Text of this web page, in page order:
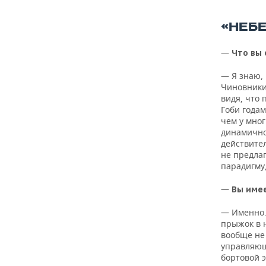
— Что вы
— Я знаю,
видя, что
Гоби
чем у
не
— Вы
— Именно.
прыжок в
вообще
бортовой